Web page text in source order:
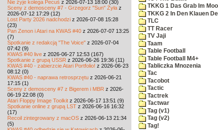
Nie żyje kolega Pecuś z 2026-07-13 18:00 (30)
Sceny z demosceny #7 - Grzegorz "Sun" Żyła z
2026-07-12 17:29 (12)
Lost Party 2026 nadchodzi z 2026-07-08 15:28
(23)
Pan Zenon i Atari na KWAS #40 z 2026-07-07 13:25
(7)
Spotkanie z redakcją "The Voice" z 2026-07-04
07:42 (9)
KWAS #40 live z 2026-06-27 12:53 (167)
Spotkanie z grupą USSR z 2026-06-26 19:36 (11)
KWAS #40 - zabierzcie Atari Portfolio! z 2026-06-23
08:12 (0)
KWAS #40 - naprawa retrosprzętu z 2026-06-21
17:15 (1)
Sceny z demosceny #7 z Bigerem i MBR z 2026-
06-19 22:08 (0)
Atari Floppy Image Toolkit z 2026-06-17 13:51 (9)
Spotkanie online z grupą LST z 2026-06-16 16:32
(17)
Recoil zintegrowany z macOS z 2026-06-13 21:34
(5)
TKKG 1 Das Grab Im
TKKG 2 In Den Klauen
TLC
TT Racer
TV Jaji
Taam
Table Football
Table Football M4+
Tabliczka Mnozenia
Tac
Tacobot
Tactic
Tactrek
Tactwar
Tag (v1)
Tag (v2)
Tag!